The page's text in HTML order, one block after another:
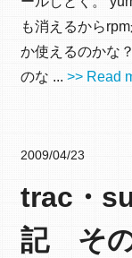
も消えるから
か使えるのかな
のな ... >> Read
2009/04/23
trac・
記 そ